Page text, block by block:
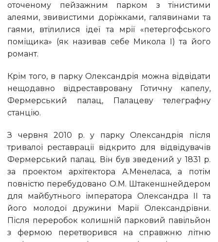
оточеному пейзажним парком з тінистими
алеями, звивистими доріжками, галявинами та
гаями, втілилися ідеї та мрії «петергофського
поміщика» (як називав себе Микола I) та його
романт.
Крім того, в парку Олександрія можна відвідати
нещодавно відреставровану Готичну капелу,
Фермерський палац, Палацеву телеграфну
станцію.
З червня 2010 р. у парку Олександрія після
тривалої реставрації відкрито для відвідувачів
Фермерський палац. Він був зведений у 1831 р.
за проектом архітектора А.Менеласа, а потім
повністю перебудовано О.М. Штакеншнейдером
для майбутнього імператора Олександра II та
його молодої дружини Марії Олександрівни.
Після переробок колишній парковий павільйон
з фермою перетворився на справжню літню